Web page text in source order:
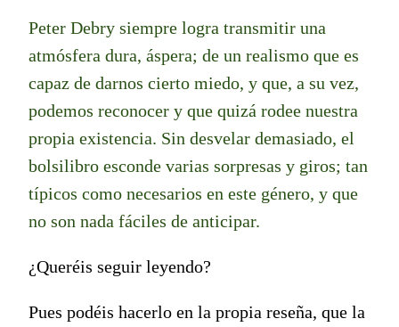
Peter Debry siempre logra transmitir una
atmósfera dura, áspera; de un realismo que es
capaz de darnos cierto miedo, y que, a su vez,
podemos reconocer y que quizá rodee nuestra
propia existencia. Sin desvelar demasiado, el
bolsilibro esconde varias sorpresas y giros; tan
típicos como necesarios en este género, y que
no son nada fáciles de anticipar.
¿Queréis seguir leyendo?
Pues podéis hacerlo en la propia reseña, que la